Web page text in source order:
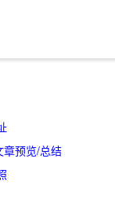
章预览/总结